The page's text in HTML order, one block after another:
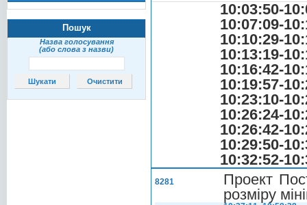
Пошук
Назва голосування
(або слова з назви)
10:03:50-
10:07:09-
10:10:29-
10:13:19-
10:16:42-
10:19:57-
10:23:10-
10:26:24-
10:26:42-
10:29:50-
10:32:52-
8281
Проект
розміру